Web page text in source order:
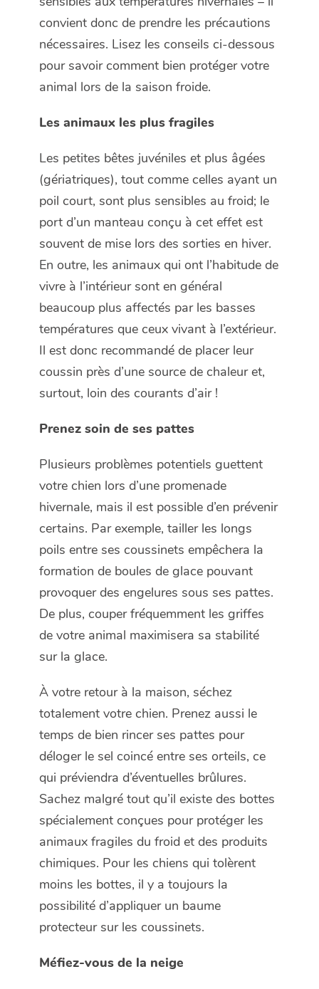
convient donc de prendre les précautions
nécessaires. Lisez les conseils ci-dessous
pour savoir comment bien protéger votre
animal lors de la saison froide.
Les animaux les plus fragiles
Les petites bêtes juvéniles et plus âgées
(gériatriques), tout comme celles ayant un
poil court, sont plus sensibles au froid; le
port d’un manteau conçu à cet effet est
souvent de mise lors des sorties en hiver.
En outre, les animaux qui ont l’habitude de
vivre à l’intérieur sont en général
beaucoup plus affectés par les basses
températures que ceux vivant à l’extérieur.
Il est donc recommandé de placer leur
coussin près d’une source de chaleur et,
surtout, loin des courants d’air !
Prenez soin de ses pattes
Plusieurs problèmes potentiels guettent
votre chien lors d’une promenade
hivernale, mais il est possible d’en prévenir
certains. Par exemple, tailler les longs
poils entre ses coussinets empêchera la
formation de boules de glace pouvant
provoquer des engelures sous ses pattes.
De plus, couper fréquemment les griffes
de votre animal maximisera sa stabilité
sur la glace.
À votre retour à la maison, séchez
totalement votre chien. Prenez aussi le
temps de bien rincer ses pattes pour
déloger le sel coincé entre ses orteils, ce
qui préviendra d’éventuelles brûlures.
Sachez malgré tout qu’il existe des bottes
spécialement conçues pour protéger les
animaux fragiles du froid et des produits
chimiques. Pour les chiens qui tolèrent
moins les bottes, il y a toujours la
possibilité d’appliquer un baume
protecteur sur les coussinets.
Méfiez-vous de la neige